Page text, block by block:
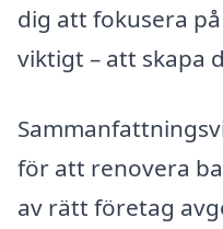
dig att fokusera
viktigt – att skapa
för att renovera
av rätt företag